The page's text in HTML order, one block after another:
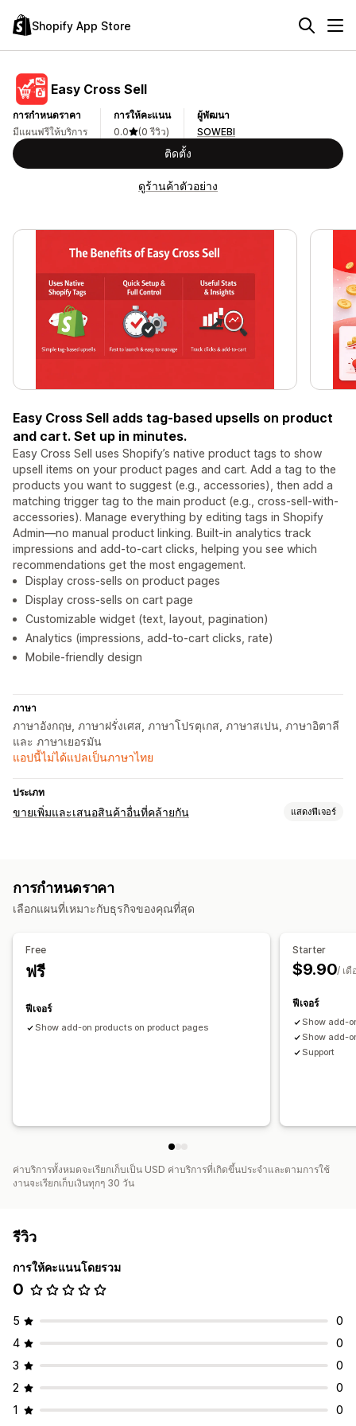
Shopify App Store
Easy Cross Sell
การกำหนดราคา
มีแผนฟรีให้บริการ
การให้คะแนน
0.0
(0 รีวิว)
ผู้พัฒนา
SOWEBI
ติดตั้ง
ดูร้านค้าตัวอย่าง
Easy Cross Sell adds tag-based upsells on product
and cart. Set up in minutes.
Easy Cross Sell uses Shopify’s native product tags to show
upsell items on your product pages and cart. Add a tag to the
products you want to suggest (e.g., accessories), then add a
matching trigger tag to the main product (e.g., cross-sell-with-
accessories). Manage everything by editing tags in Shopify
Admin—no manual product linking. Built-in analytics track
impressions and add-to-cart clicks, helping you see which
recommendations get the most engagement.
Display cross-sells on product pages
Display cross-sells on cart page
Customizable widget (text, layout, pagination)
Analytics (impressions, add-to-cart clicks, rate)
Mobile-friendly design
ภาษา
ภาษาอังกฤษ, ภาษาฝรั่งเศส, ภาษาโปรตุเกส, ภาษาสเปน, ภาษาอิตาลี
และ ภาษาเยอรมัน
แอปนี้ไม่ได้แปลเป็นภาษาไทย
ประเภท
ขายเพิ่มและเสนอสินค้าอื่นที่คล้ายกัน แสดงฟีเจอร์
ข้อเสนอและการแนะนำ
การวิเคราะห์
อัตราการคลิกผ่าน
การกำหนดราคา
เลือกแผนที่เหมาะกับธุรกิจของคุณที่สุด
Free
ฟรี
ฟีเจอร์
Show add-on products on product pages
Starter
$9.90/ เดื
ฟีเจอร์
Show add-
Show add-
Support
ค่าบริการทั้งหมดจะเรียกเก็บเป็น USD ค่าบริการที่เกิดขึ้นประจำและตามการใช้
งานจะเรียกเก็บเงินทุกๆ 30 วัน
รีวิว
การให้คะแนนโดยรวม
0
5
0
4
0
3
0
2
0
1
0